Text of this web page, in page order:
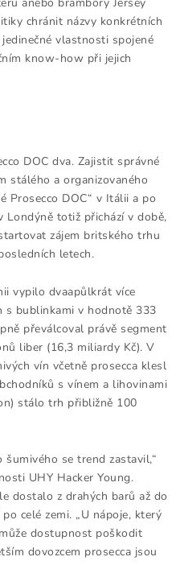
chránit názvy konkrétních
vlastnosti spojené
know-how při jejich
DOC dva. Zajistit správné
stálého a organizovaného
Prosecco DOC“ v Itálii a po
Londýně totiž přichází v době,
zájem britského trhu
letech.
vypilo dvaapůlkrát více
s bublinkami v hodnotě 333
převálcoval právě segment
liber (16,3 miliardy Kč). V
vín včetně prosecca klesl
s vínem a lihovinami
stálo trh přibližně 100
se trend zastavil,“
UHY Hacker Young.
dostalo z drahých barů až do
celé zemi. „U nápoje, který
dostupnost poškodit
dovozcem prosecca jsou